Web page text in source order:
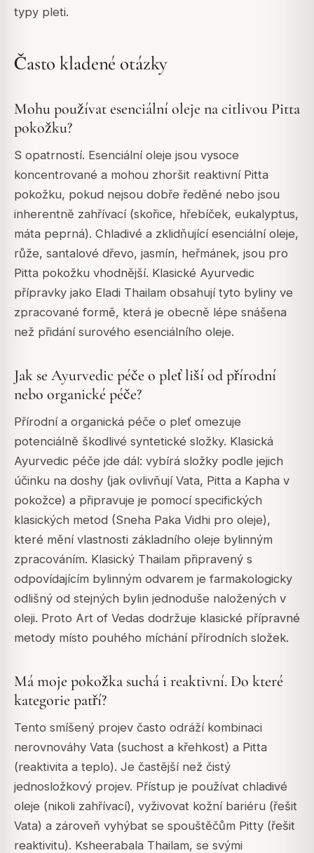
typy pleti.
Často kladené otázky
Mohu používat esenciální oleje na citlivou Pitta
pokožku?
S opatrností. Esenciální oleje jsou vysoce
koncentrované a mohou zhoršit reaktivní Pitta
pokožku, pokud nejsou dobře ředěné nebo jsou
inherentně zahřívací (skořice, hřebíček, eukalyptus,
máta peprná). Chladivé a zklidňující esenciální oleje,
růže, santalové dřevo, jasmín, heřmánek, jsou pro
Pitta pokožku vhodnější. Klasické Ayurvedic
přípravky jako Eladi Thailam obsahují tyto byliny ve
zpracované formě, která je obecně lépe snášena
než přidání surového esenciálního oleje.
Jak se Ayurvedic péče o pleť liší od přírodní
nebo organické péče?
Přírodní a organická péče o pleť omezuje
potenciálně škodlivé syntetické složky. Klasická
Ayurvedic péče jde dál: vybírá složky podle jejich
účinku na doshy (jak ovlivňují Vata, Pitta a Kapha v
pokožce) a připravuje je pomocí specifických
klasických metod (Sneha Paka Vidhi pro oleje),
které mění vlastnosti základního oleje bylinným
zpracováním. Klasický Thailam připravený s
odpovídajícím bylinným odvarem je farmakologicky
odlišný od stejných bylin jednoduše naložených v
oleji. Proto Art of Vedas dodržuje klasické přípravné
metody místo pouhého míchání přírodních složek.
Má moje pokožka suchá i reaktivní. Do které
kategorie patří?
Tento smíšený projev často odráží kombinaci
nerovnováhy Vata (suchost a křehkost) a Pitta
(reaktivita a teplo). Je častější než čistý
jednosložkový projev. Přístup je používat chladivé
oleje (nikoli zahřívací), vyživovat kožní bariéru (řešit
Vata) a zároveň vyhýbat se spouštěčům Pitty (řešit
reaktivitu). Ksheerabala Thailam, se svými